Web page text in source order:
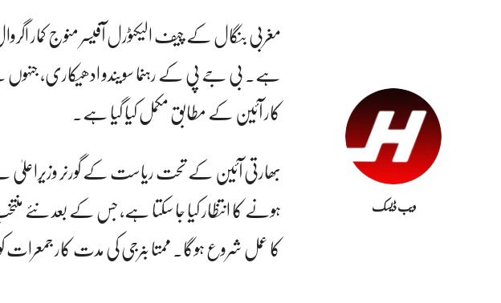
مغربی بنگال کے چیف الیکٹورل آفیسر منوج کمار
ہے۔ بی جے پی کے رہنما سویندو ادھیکاری، جنہوں
کار آئین کے مطابق مکمل کیا گیا ہے۔
بھارتی آئین کے تحت ریاست کے گورنر
ہونے کا انتظار کیا جا سکتا ہے، جس کے بعد
کا عمل شروع ہوگا۔ ممتا بنرجی کی مدت کار
ویب ڈیسک